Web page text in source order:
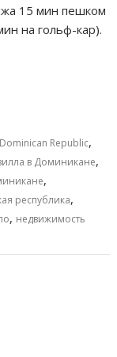
15 мин пешком
на гольф-кар).
Dominican Republic,
в Доминикане,
,
республика,
, недвижимость